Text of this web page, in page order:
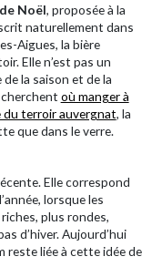
Noël, proposée à la
naturellement dans
Aigues, la bière
Elle n’est pas un
la saison et de la
où manger à
du terroir auvergnat, la
que dans le verre.
Elle correspond
lorsque les
plus rondes,
d’hiver. Aujourd’hui
reste liée à cette idée de